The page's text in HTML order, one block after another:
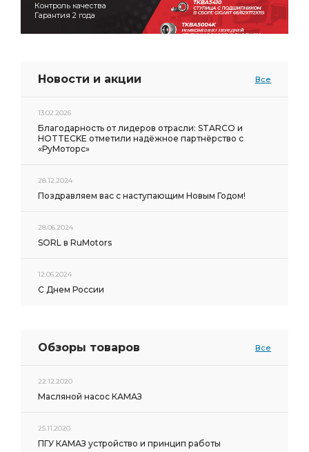
Контроль качества
Гарантия 2 года
Новости и акции Все
13.02.2026
Благодарность от лидеров отрасли: STARCO и
HOTTECKE отметили надёжное партнёрство с
«РуМоторс»
28.12.2024
Поздравляем вас с наступающим Новым Годом!
28.06.2024
SORL в RuMotors
12.06.2024
С Днем России
Обзоры товаров Все
22.12.2020
Масляной насос КАМАЗ
25.11.2020
ПГУ КАМАЗ устройство и принцип работы